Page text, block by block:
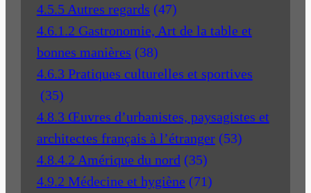
4.5.5 Autres regards (47)
4.6.1.2 Gastronomie, Art de la table et
bonnes manières (38)
4.6.3 Pratiques culturelles et sportives
(35)
4.8.3 Œuvres d’urbanistes, paysagistes et
architectes français à l’étranger (53)
4.8.4.2 Amérique du nord (35)
4.9.2 Médecine et hygiène (71)